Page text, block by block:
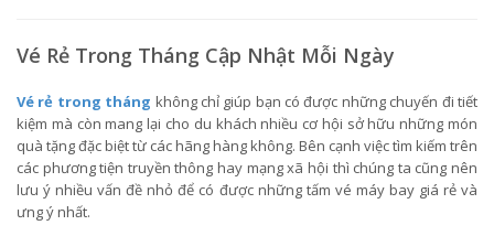
Vé Rẻ Trong Tháng Cập Nhật Mỗi Ngày
Vé rẻ trong tháng không chỉ giúp bạn có được những chuyến đi tiết
kiệm mà còn mang lại cho du khách nhiều cơ hội sở hữu những món
quà tặng đặc biệt từ các hãng hàng không. Bên cạnh việc tìm kiếm trên
các phương tiện truyền thông hay mạng xã hội thì chúng ta cũng nên
lưu ý nhiều vấn đề nhỏ để có được những tấm vé máy bay giá rẻ và
ưng ý nhất.